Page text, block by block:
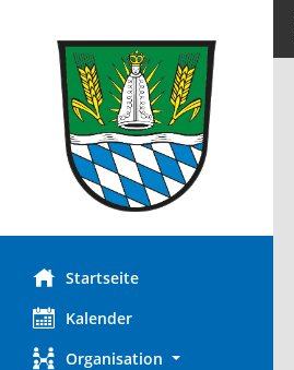
Startseite
Kalender
Organisation